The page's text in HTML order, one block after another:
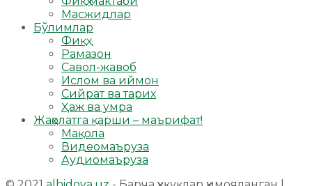
Масжидлар
Бўлимлар
Фиқҳ
Рамазон
Савол-жавоб
Ислом ва иймон
Сийрат ва тарих
Ҳаж ва умра
Жаҳолатга қарши – маърифат!
Мақола
Видеомаъруза
Аудиомаъруза